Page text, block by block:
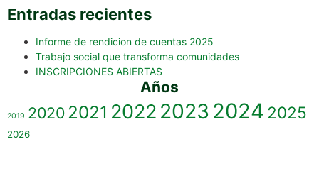
Entradas recientes
Informe de rendicion de cuentas 2025
Trabajo social que transforma comunidades
INSCRIPCIONES ABIERTAS
Años
2019 20202021 2022 2023 2024 2025
2026